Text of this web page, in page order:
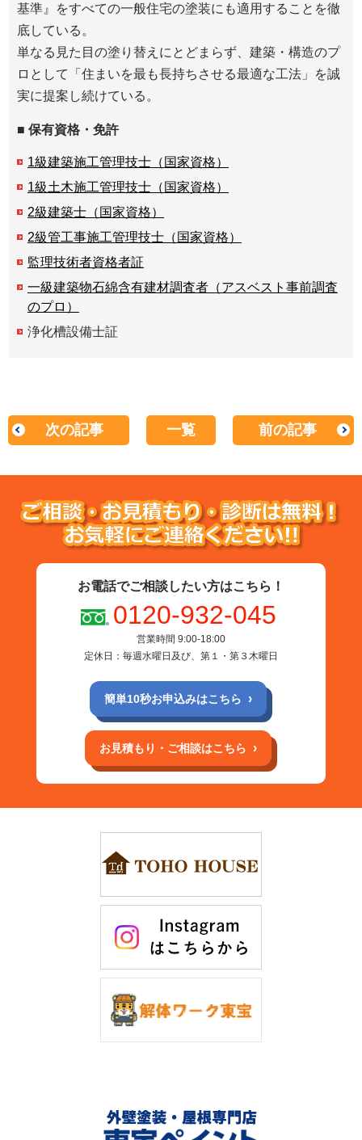
基準』をすべての一般住宅の塗装にも適用することを徹
底している。
単なる見た目の塗り替えにとどまらず、建築・構造のプ
ロとして「住まいを最も長持ちさせる最適な工法」を誠
実に提案し続けている。
■ 保有資格・免許
1級建築施工管理技士（国家資格）
1級土木施工管理技士（国家資格）
2級建築士（国家資格）
2級管工事施工管理技士（国家資格）
監理技術者資格者証
一級建築物石綿含有建材調査者（アスベスト事前調査
のプロ）
浄化槽設備士証
次の記事 一覧 前の記事
お電話でご相談したい方はこちら！
0120-932-045
営業時間 9:00-18:00
定休日：毎週水曜日及び、第１・第３木曜日
簡単10秒お申込みはこちら
お見積もり・ご相談はこちら